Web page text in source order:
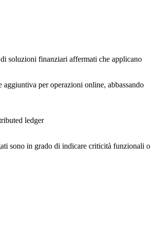
soluzioni finanziari affermati che applicano
per operazioni online, abbassando
ledger
sono in grado di indicare criticità funzionali o